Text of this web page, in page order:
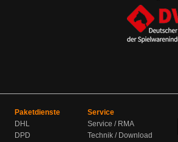
Paketdienste
DHL
DPD
Service
Service / RMA
Technik / Download